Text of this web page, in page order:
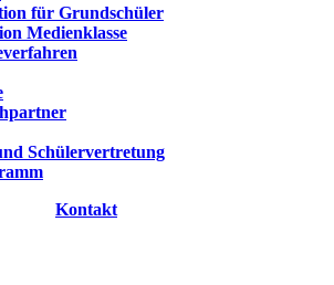
für Grundschüler
Medienklasse
Schülervertretung
Kontakt